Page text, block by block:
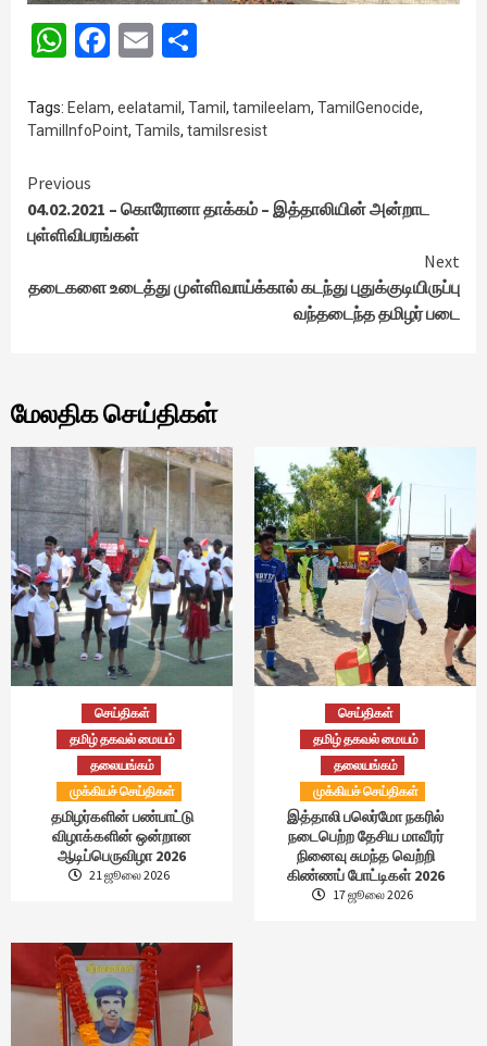
WhatsApp
Facebook
Email
Tags: Eelam, eelatamil , Tamil , tamileelam, TamilGenocide,
TamilInfoPoint, Tamils, tamilsresist
Continue
Reading
Previous
04.02.2021 – கொரோனா தாக்கம் – இத்தாலியின் அன்றாட
புள்ளிவிபரங்கள்
Next
தடைகளை உடைத்து முள்ளிவாய்க்கால் கடந்து புதுக்குடியிருப்பு
வந்தடைந்த தமிழர் படை
மேலதிக செய்திகள்
செய்திகள்
தமிழ் தகவல் மையம்
தலையங்கம்
முக்கியச் செய்திகள்
தமிழர்களின் பண்பாட்டு
விழாக்களின் ஒன்றான
ஆடிப்பெருவிழா 2026
21 ஜூலை 2026
செய்திகள்
தமிழ் தகவல் மையம்
தலையங்கம்
முக்கியச் செய்திகள்
இத்தாலி பலெர்மோ நகரில்
நடைபெற்ற தேசிய மாவீரர்
நினைவு சுமந்த வெற்றி
கிண்ணப் போட்டிகள் 2026
17 ஜூலை 2026